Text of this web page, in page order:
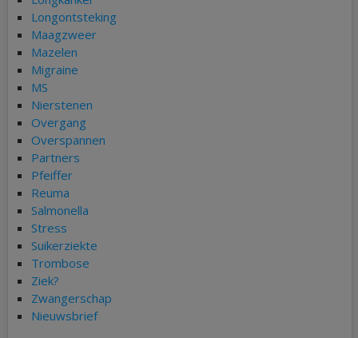
Longontsteking
Maagzweer
Mazelen
Migraine
MS
Nierstenen
Overgang
Overspannen
Partners
Pfeiffer
Reuma
Salmonella
Stress
Suikerziekte
Trombose
Ziek?
Zwangerschap
Nieuwsbrief